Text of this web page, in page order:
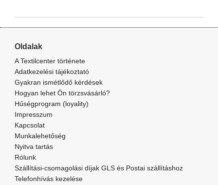
Oldalak
A Textilcenter története
Adatkezelési tájékoztató
Gyakran ismétlődő kérdések
Hogyan lehet Ön törzsvásárló?
Hűségprogram (loyality)
Impresszum
Kapcsolat
Munkalehetőség
Nyitva tartás
Rólunk
Szállítási-csomagolási díjak GLS és Postai szállításhoz
Telefonhívás kezelése